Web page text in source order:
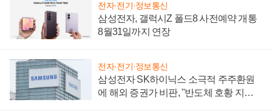
전자·전기·정보통신
삼성전자, 갤럭시Z 폴드8 사전예약 개통
8월31일까지 연장
전자·전기·정보통신
삼성전자 SK하이닉스 소극적 주주환원
에 해외 증권가 비판, "반도체 호황 지속